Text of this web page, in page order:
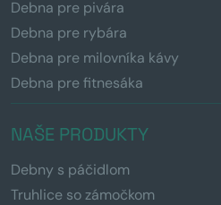
Debna pre pivára
Debna pre rybára
Debna pre milovníka kávy
Debna pre fitnesáka
NAŠE PRODUKTY
Debny s páčidlom
Truhlice so zámočkom